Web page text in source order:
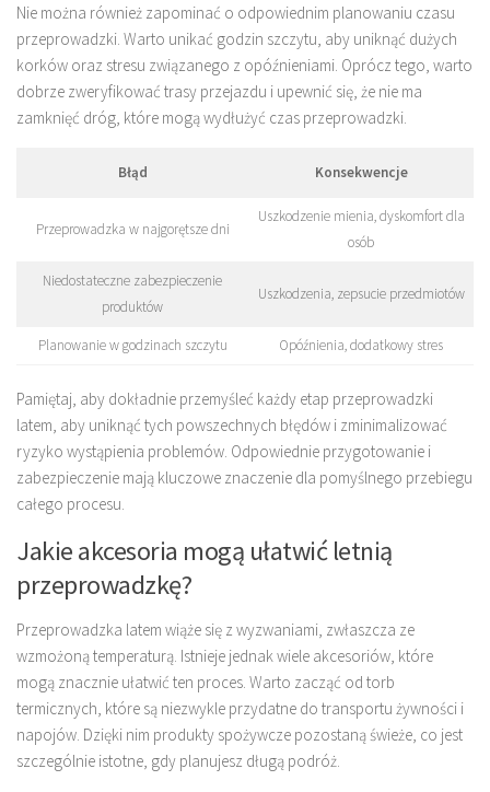
Nie można również zapominać o odpowiednim planowaniu czasu
przeprowadzki. Warto unikać godzin szczytu, aby uniknąć dużych
korków oraz stresu związanego z opóźnieniami. Oprócz tego, warto
dobrze zweryfikować trasy przejazdu i upewnić się, że nie ma
zamknięć dróg, które mogą wydłużyć czas przeprowadzki.
Błąd Konsekwencje
Przeprowadzka w najgorętsze dni
Uszkodzenie mienia, dyskomfort dla
osób
Niedostateczne zabezpieczenie
produktów
Uszkodzenia, zepsucie przedmiotów
Planowanie w godzinach szczytu Opóźnienia, dodatkowy stres
Pamiętaj, aby dokładnie przemyśleć każdy etap przeprowadzki
latem, aby uniknąć tych powszechnych błędów i zminimalizować
ryzyko wystąpienia problemów. Odpowiednie przygotowanie i
zabezpieczenie mają kluczowe znaczenie dla pomyślnego przebiegu
całego procesu.
Jakie akcesoria mogą ułatwić letnią
przeprowadzkę?
Przeprowadzka latem wiąże się z wyzwaniami, zwłaszcza ze
wzmożoną temperaturą. Istnieje jednak wiele akcesoriów, które
mogą znacznie ułatwić ten proces. Warto zacząć od torb
termicznych, które są niezwykle przydatne do transportu żywności i
napojów. Dzięki nim produkty spożywcze pozostaną świeże, co jest
szczególnie istotne, gdy planujesz długą podróż.